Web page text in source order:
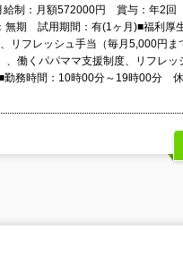
制：月額572000円 賞与：年2
期 試用期間：有(1ヶ月)■福利厚
フレッシュ手当（毎月5,000円ま
働くパパママ支援制度、リフレッ
勤務時間：10時00分～19時00分